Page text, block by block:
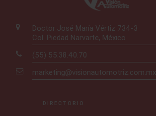
Doctor José María Vértiz 734-3
Col. Piedad Narvarte, México
(55) 55.38.40.70
marketing@visionautomotriz.com.mx
DIRECTORIO